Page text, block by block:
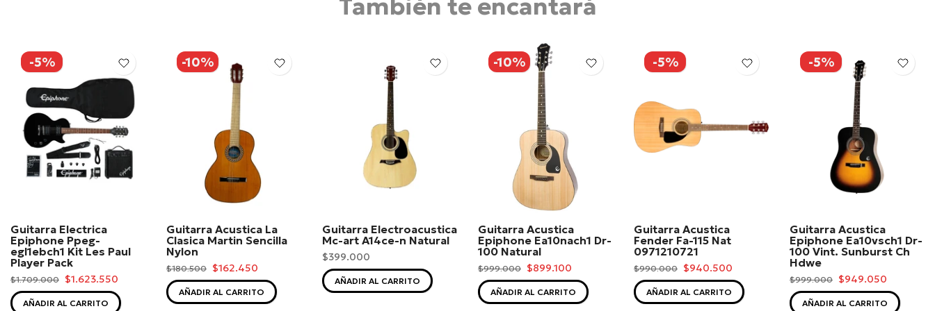
También te encantará
-5%
Guitarra Electrica
Epiphone Ppeg-
egl1ebch1 Kit Les Paul
Player Pack
$1.709.000 $1.623.550
AÑADIR AL CARRITO
-10%
Guitarra Acustica La
Clasica Martin Sencilla
Nylon
$180.500 $162.450
AÑADIR AL CARRITO
Guitarra Electroacustica
Mc-art A14ce-n Natural
$399.000
AÑADIR AL CARRITO
-10%
Guitarra Acustica
Epiphone Ea10nach1 Dr-
100 Natural
$999.000 $899.100
AÑADIR AL CARRITO
-5%
Guitarra Acustica
Fender Fa-115 Nat
0971210721
$990.000 $940.500
AÑADIR AL CARRITO
-5%
Guitarra Acustica
Epiphone Ea10vsch1 Dr-
100 Vint. Sunburst Ch
Hdwe
$999.000 $949.050
AÑADIR AL CARRITO